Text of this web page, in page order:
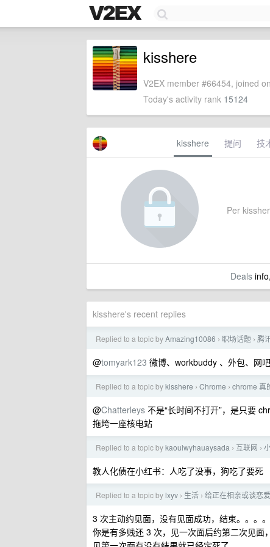
kisshere
V2EX member #66454, joined
Today's activity rank 15124
kisshere 提问 技
Per
Deals
kisshere's recent replies
Replied to a topic byAmazing10086 › 职场话题 › 腾
@tomyark123 微博、workbuddy 、外包、网吧
Replied to a topic bykisshere › Chrome › chrome 真
@Chatterleys 不是“长时间不打开”，是只要
拖垮一座核电站
Replied to a topic bykaouiwyhauaysada › 互联网 ›
教人化债在小红书：人吃了没事，狗吃了要死
Replied to a topic by lxyv › 生活 › 给正在相亲或谈恋
3 次主动约见面，没有见面成功，结束。。。。
你是有多贱还 3 次，见一次面后约第二次见